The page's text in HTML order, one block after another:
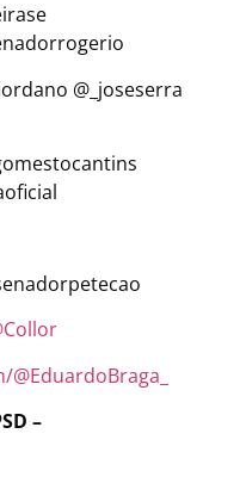
@_joseserra
–